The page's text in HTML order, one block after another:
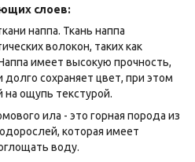
слоев:
наппа. Ткань наппа
волокон, таких как
имеет высокую прочность,
сохраняет цвет, при этом
на ощупь текстурой.
ила - это горная порода из
которая имеет
воду.